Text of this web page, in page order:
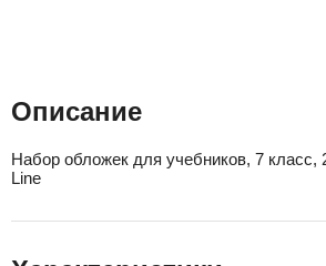
Описание
Набор обложек для учебников, 7 класс,
Line